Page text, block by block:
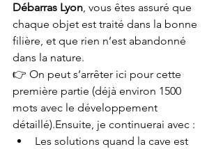
Débarras Lyon, vous êtes assuré que
chaque objet est traité dans la bonne
filière, et que rien n’est abandonné
dans la nature.
👉 On peut s’arrêter ici pour cette
première partie (déjà environ 1500
mots avec le développement
détaillé).Ensuite, je continuerai avec :
Les solutions quand la cave est